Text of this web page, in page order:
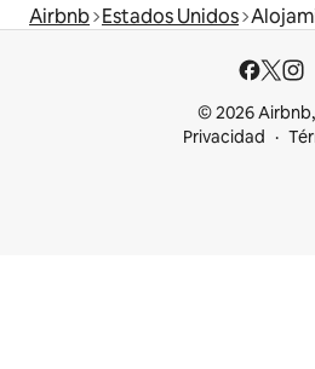
Airbnb Estados Unidos
© 2026
Privacidad